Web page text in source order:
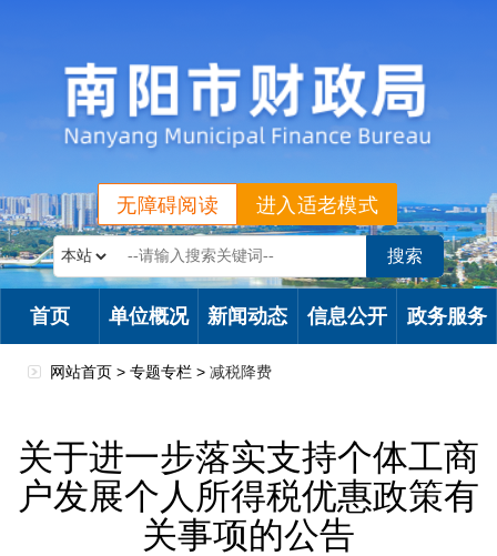
进入适老模式
无障碍阅读
首页 单位概况 新闻动态 信息公开 政务服务
网站首页 > 专题专栏 > 减税降费
关于进一步落实支持个体工商
户发展个人所得税优惠政策有
关事项的公告